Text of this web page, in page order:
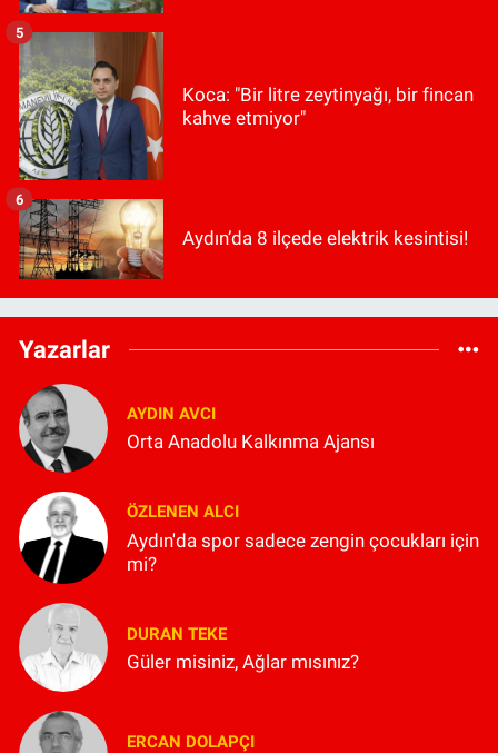
Koca: "Bir litre zeytinyağı, bir fincan
kahve etmiyor"
5
Aydın’da 8 ilçede elektrik kesintisi!
6
Yazarlar
AYDIN AVCI
Orta Anadolu Kalkınma Ajansı
ÖZLENEN ALCI
Aydın'da spor sadece zengin çocukları için
mi?
DURAN TEKE
Güler misiniz, Ağlar mısınız?
ERCAN DOLAPÇI